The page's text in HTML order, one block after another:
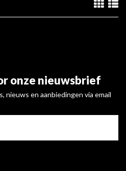
onze nieuwsbrief
nieuws en aanbiedingen via email